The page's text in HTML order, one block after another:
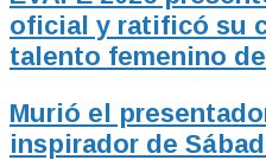
oficial y ratificó su
talento femenino
Murió el
inspirador de